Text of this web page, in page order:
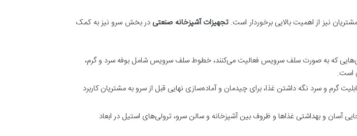
نیز از اهمیت بالایی برخوردار است.تجهیزات آشپزخانه صنعتی در بخش سرو نیز به کمک
که به صورت سلف سرویس فعالیت می‌کنند، خطوط سلف سرویس شامل بوفه سرد و گرم،
است.
گرم و سرد نگه داشتن غذا، برای چیدمان و آماده‌سازی نهایی قبل از سرو به مشتریان کاربرد
آسان و بهداشتی غذاها و ظروف بین آشپزخانه و سالن سرو، ترولی‌های استیل در ابعاد